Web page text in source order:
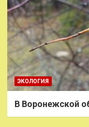
ЭКОЛОГИЯ
В Воронежской